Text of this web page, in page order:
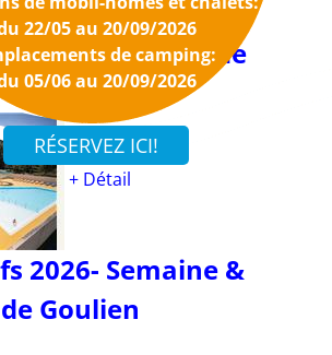
22/05 au 20/09/2026
de camping:
05/06 au 20/09/2026
avec piscines
près de
+ Détail
2026- Semaine &
Goulien